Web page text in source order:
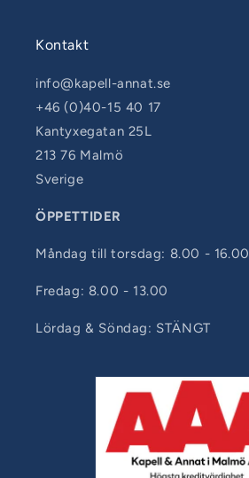
Kontakt
info@kapell-annat.se
+46 (0)40-15 40 17
Kantyxegatan 25L
213 76 Malmö
Sverige
ÖPPETTIDER
Måndag till torsdag: 8.00 - 16.00
Fredag: 8.00 - 13.00
Lördag & Söndag: STÄNGT